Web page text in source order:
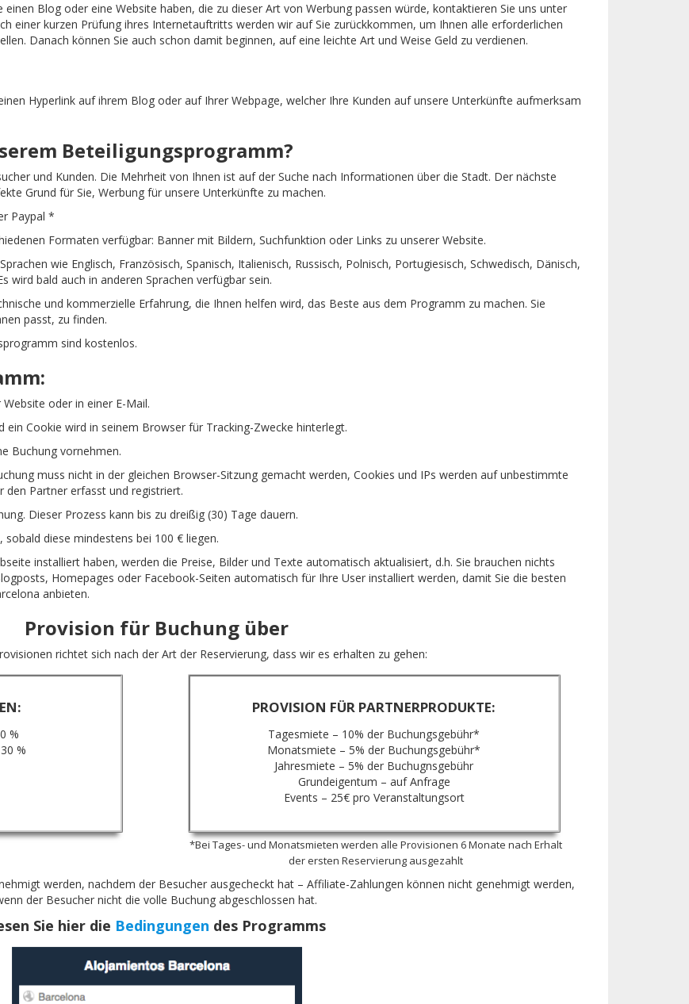
einen Blog oder eine Website haben, die zu dieser Art von Werbung passen würde, kontaktieren Sie uns unter
einer kurzen Prüfung ihres Internetauftritts werden wir auf Sie zurückkommen, um Ihnen alle erforderlichen
Danach können Sie auch schon damit beginnen, auf eine leichte Art und Weise Geld zu verdienen.
Hyperlink auf ihrem Blog oder auf Ihrer Webpage, welcher Ihre Kunden auf unsere Unterkünfte aufmerksam
Beteiligungsprogramm?
und Kunden. Die Mehrheit von Ihnen ist auf der Suche nach Informationen über die Stadt. Der nächste
Grund für Sie, Werbung für unsere Unterkünfte zu machen.
Paypal *
Formaten verfügbar: Banner mit Bildern, Suchfunktion oder Links zu unserer Website.
wie Englisch, Französisch, Spanisch, Italienisch, Russisch, Polnisch, Portugiesisch, Schwedisch, Dänisch,
wird bald auch in anderen Sprachen verfügbar sein.
und kommerzielle Erfahrung, die Ihnen helfen wird, das Beste aus dem Programm zu machen. Sie
passt, zu finden.
sind kostenlos.
oder in einer E-Mail.
Cookie wird in seinem Browser für Tracking-Zwecke hinterlegt.
Buchung vornehmen.
muss nicht in der gleichen Browser-Sitzung gemacht werden, Cookies und IPs werden auf unbestimmte
den Partner erfasst und registriert.
Dieser Prozess kann bis zu dreißig (30) Tage dauern.
diese mindestens bei 100 € liegen.
installiert haben, werden die Preise, Bilder und Texte automatisch aktualisiert, d.h. Sie brauchen nichts
Homepages oder Facebook-Seiten automatisch für Ihre User installiert werden, damit Sie die besten
anbieten.
Provision für Buchung über
richtet sich nach der Art der Reservierung, dass wir es erhalten zu gehen:
%
%
PROVISION FÜR PARTNERPRODUKTE:
Tagesmiete – 10% der Buchungsgebühr*
Monatsmiete – 5% der Buchungsgebühr*
Jahresmiete – 5% der Buchugnsgebühr
Grundeigentum – auf Anfrage
Events – 25€ pro Veranstaltungsort
*Bei Tages- und Monatsmieten werden alle Provisionen 6 Monate nach Erhalt
der ersten Reservierung ausgezahlt
werden, nachdem der Besucher ausgecheckt hat – Affiliate-Zahlungen können nicht genehmigt werden,
der Besucher nicht die volle Buchung abgeschlossen hat.
Sie hier die Bedingungen des Programms